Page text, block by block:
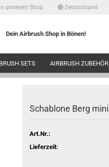
unserem Shop Deutschland
Dein Airbrush Shop in Bönen!
SETS AIRBRUSH ZUBEHÖR
Schablone Berg mini
Art.Nr.:
Lieferzeit: